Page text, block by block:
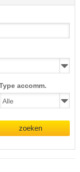
accomm.
zoeken